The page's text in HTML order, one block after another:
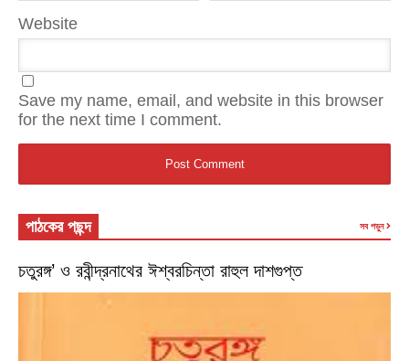
Website
Save my name, email, and website in this browser
for the next time I comment.
পাঠকের পছন্দ সব পড়ুন
চতুরঙ্গ’ ও রবীন্দ্রনাথের ঈশ্বরচিন্তা রাহুল দাশগুপ্ত